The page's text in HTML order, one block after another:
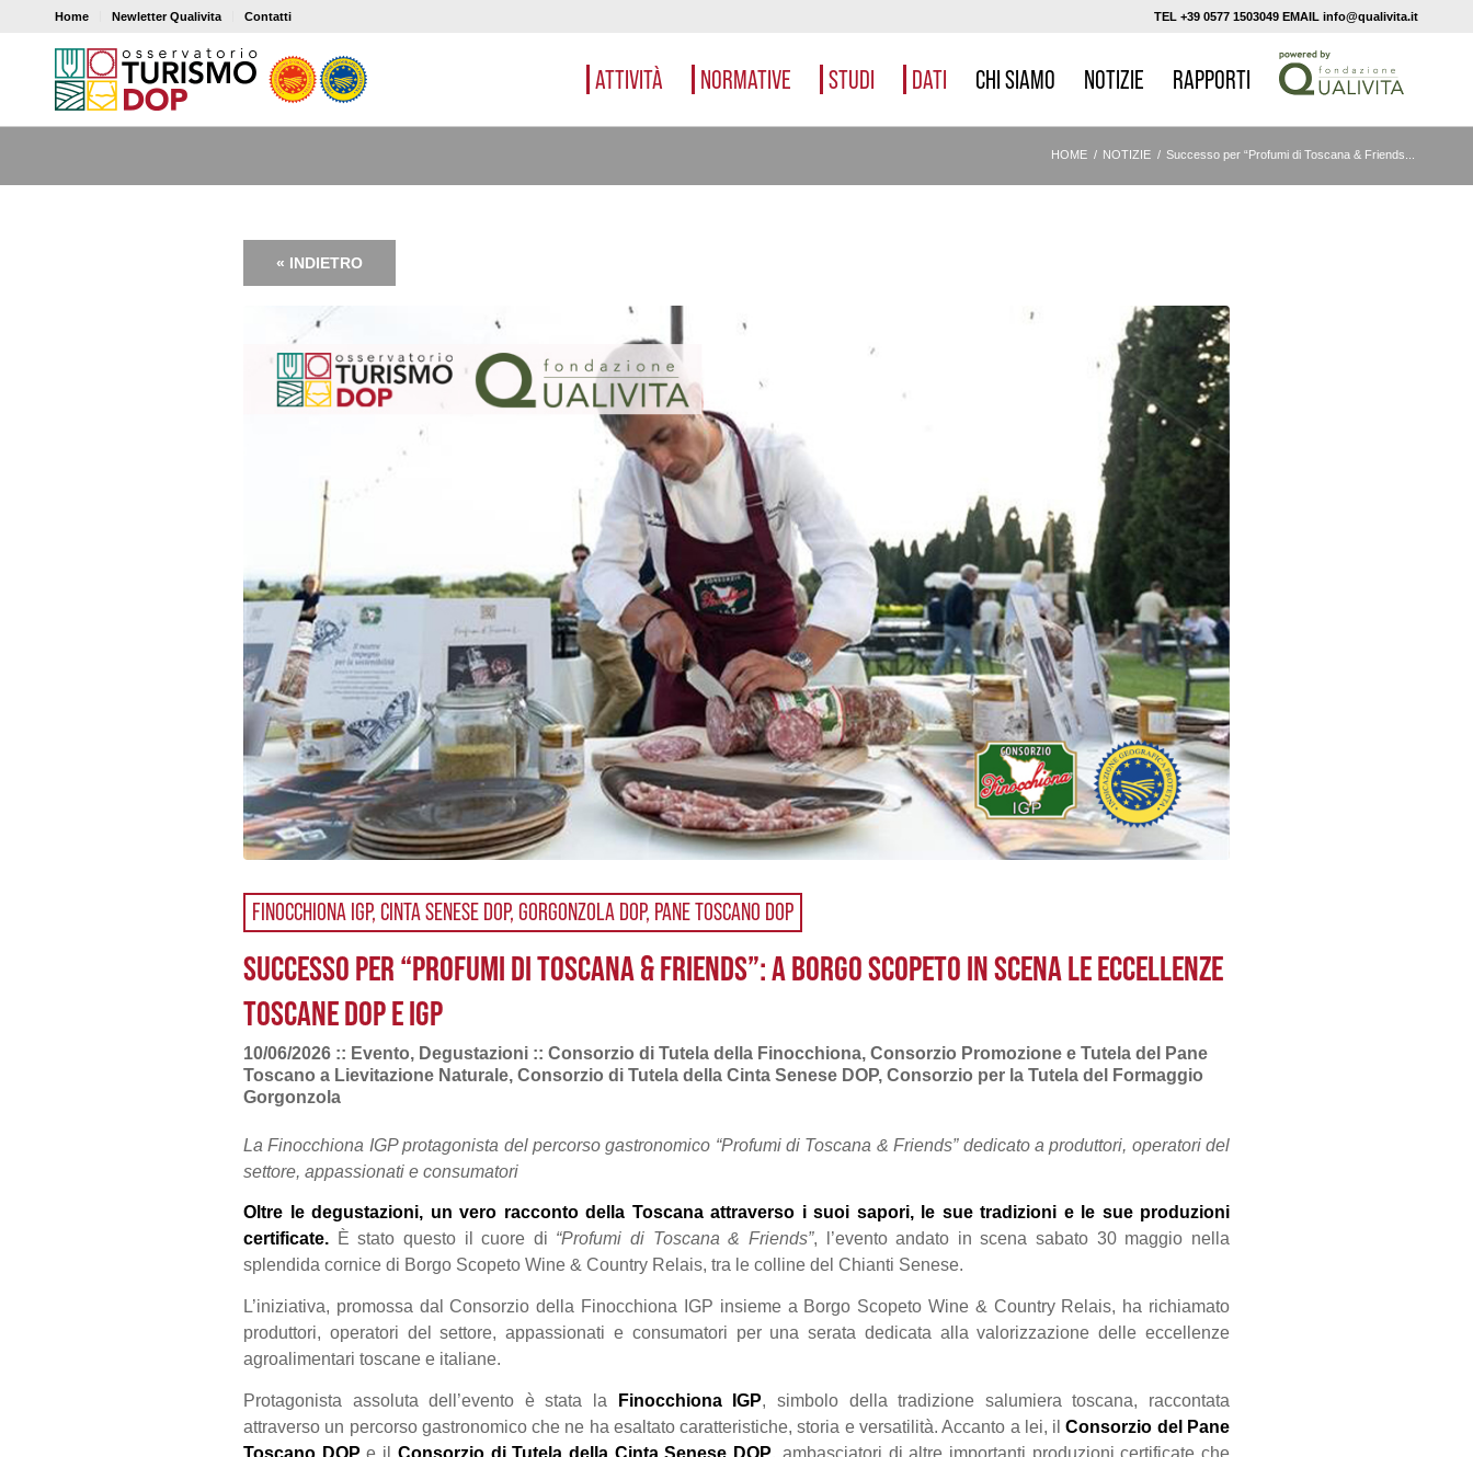
Home Newletter Qualivita Contatti TEL +39 0577 1503049 EMAIL info@qualivita.it
ATTIVITÀ NORMATIVE STUDI DATI CHI SIAMO NOTIZIE RAPPORTI
HOME / NOTIZIE / Successo per “Profumi di Toscana & Friends...
« INDIETRO
FINOCCHIONA IGP, CINTA SENESE DOP, GORGONZOLA DOP, PANE TOSCANO DOP
SUCCESSO PER “PROFUMI DI TOSCANA & FRIENDS”: A BORGO SCOPETO IN SCENA LE ECCELLENZE
TOSCANE DOP E IGP
10/06/2026 :: Evento, Degustazioni :: Consorzio di Tutela della Finocchiona, Consorzio Promozione e Tutela del Pane
Toscano a Lievitazione Naturale, Consorzio di Tutela della Cinta Senese DOP, Consorzio per la Tutela del Formaggio
Gorgonzola
La Finocchiona IGP protagonista del percorso gastronomico “Profumi di Toscana & Friends” dedicato a produttori, operatori del
settore, appassionati e consumatori
Oltre le degustazioni, un vero racconto della Toscana attraverso i suoi sapori, le sue tradizioni e le sue produzioni
certificate. È stato questo il cuore di “Profumi di Toscana & Friends”, l’evento andato in scena sabato 30 maggio nella
splendida cornice di Borgo Scopeto Wine & Country Relais, tra le colline del Chianti Senese.
L’iniziativa, promossa dal Consorzio della Finocchiona IGP insieme a Borgo Scopeto Wine & Country Relais, ha richiamato
produttori, operatori del settore, appassionati e consumatori per una serata dedicata alla valorizzazione delle eccellenze
agroalimentari toscane e italiane.
Protagonista assoluta dell’evento è stata la Finocchiona IGP, simbolo della tradizione salumiera toscana, raccontata
attraverso un percorso gastronomico che ne ha esaltato caratteristiche, storia e versatilità. Accanto a lei, ilConsorzio del Pane
Toscano DOP e il Consorzio di Tutela della Cinta Senese DOP, ambasciatori di altre importanti produzioni certificate che